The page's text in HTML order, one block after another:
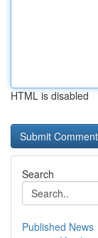
HTML is disabled
Search
Published News